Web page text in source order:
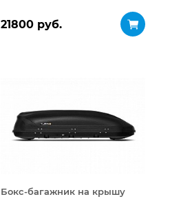
21800 руб.
Бокс-багажник на крышу